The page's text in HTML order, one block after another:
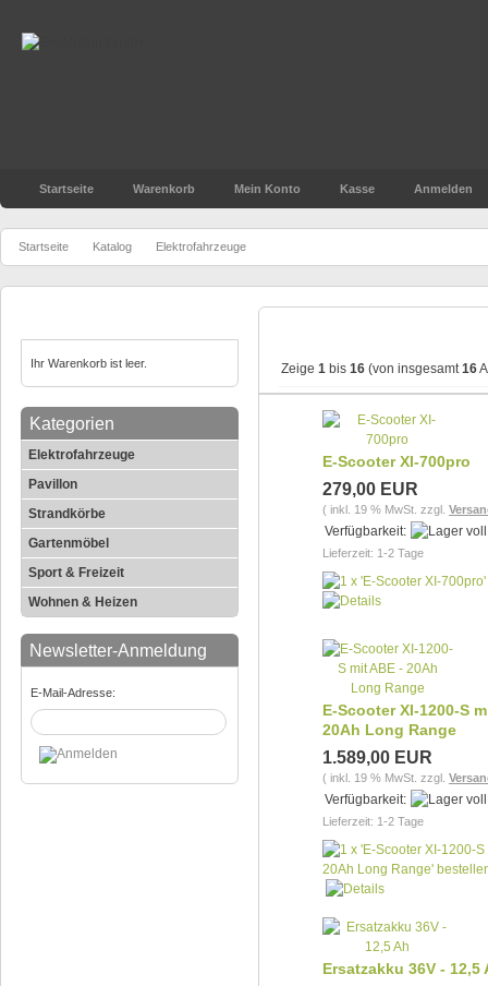
Startseite Warenkorb Mein Konto Kasse Anmelden
Startseite Katalog Elektrofahrzeuge
Ihr Warenkorb ist leer.
Kategorien
Elektrofahrzeuge
Pavillon
Strandkörbe
Gartenmöbel
Sport & Freizeit
Wohnen & Heizen
Newsletter-Anmeldung
E-Mail-Adresse:
Zeige 1 bis 16 (von insgesamt16
E-Scooter XI-700pro
279,00 EUR
( inkl. 19 % MwSt. zzgl.
Verfügbarkeit:
Lieferzeit: 1-2 Tage
E-Scooter XI-1200-S
20Ah Long Range
1.589,00 EUR
( inkl. 19 % MwSt. zzgl.
Verfügbarkeit:
Lieferzeit: 1-2 Tage
Ersatzakku 36V - 12,5